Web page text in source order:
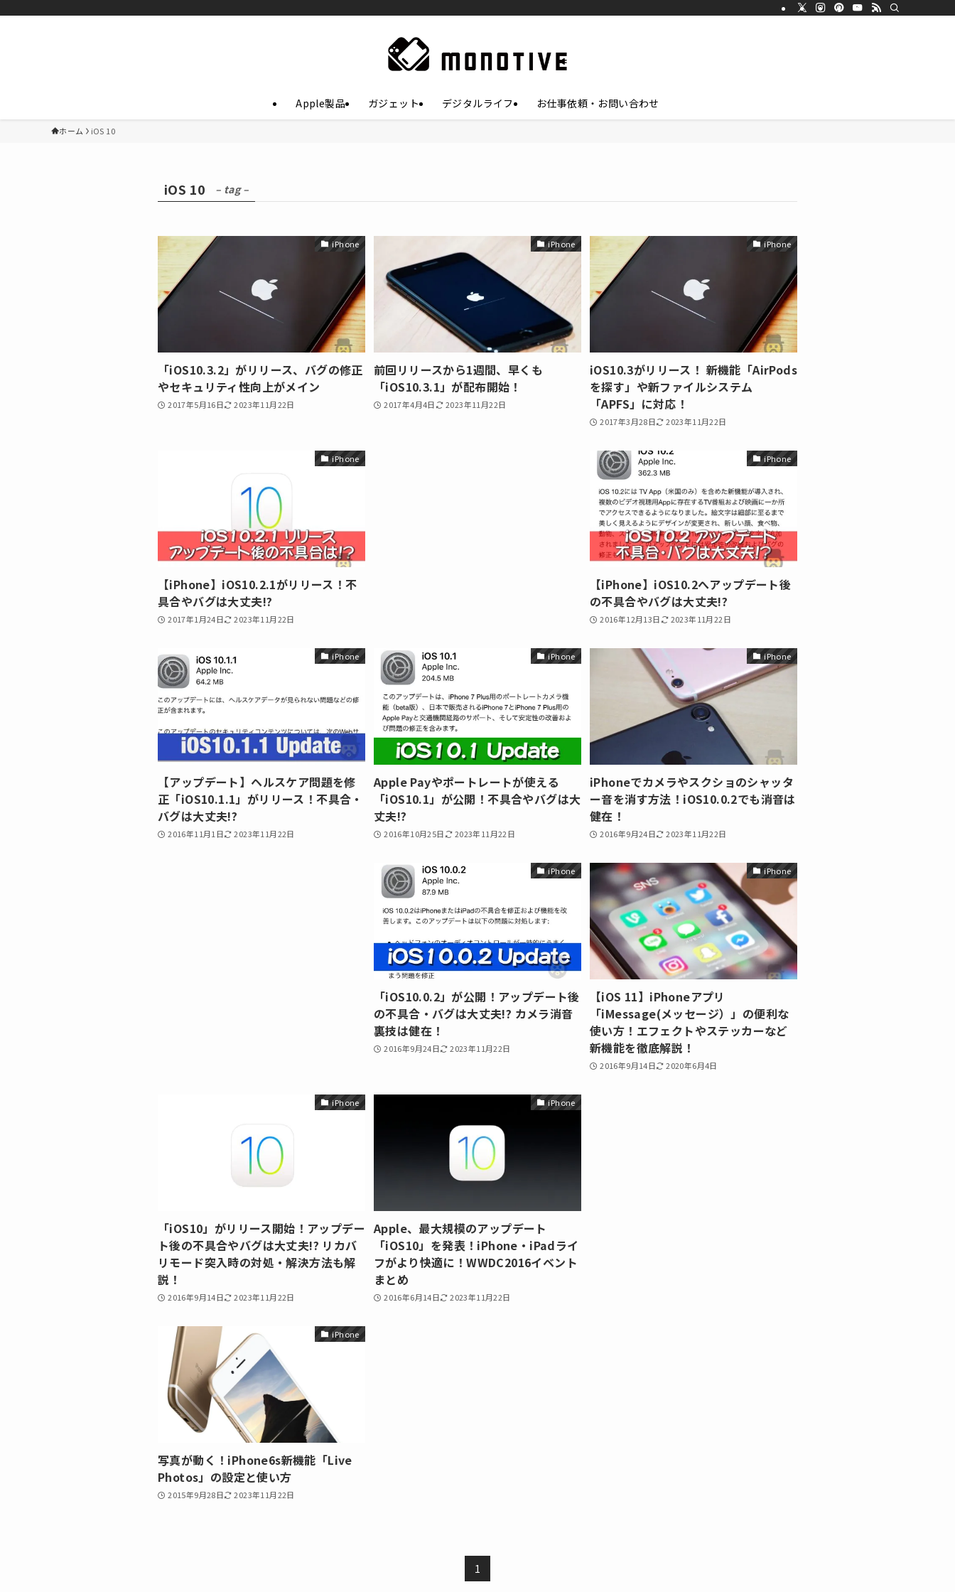
Apple製品 ガジェット デジタルライフ お仕事依頼・お問い合わせ
ホーム iOS 10
iOS 10 – tag –
iPhone
「iOS10.3.2」がリリース、バグの修正
やセキュリティ性向上がメイン
2017年5月16日 2023年11月22日
iPhone
前回リリースから1週間、早くも
「iOS10.3.1」が配布開始！
2017年4月4日 2023年11月22日
iPhone
iOS10.3がリリース！ 新機能「AirPods
を探す」や新ファイルシステム
「APFS」に対応！
2017年3月28日 2023年11月22日
iPhone
【iPhone】iOS10.2.1がリリース！不
具合やバグは大丈夫!?
2017年1月24日 2023年11月22日
iPhone
【iPhone】iOS10.2へアップデート後
の不具合やバグは大丈夫!?
2016年12月13日 2023年11月22日
iPhone
【アップデート】ヘルスケア問題を修
正「iOS10.1.1」がリリース！不具合・
バグは大丈夫!?
2016年11月1日 2023年11月22日
iPhone
Apple Payやポートレートが使える
「iOS10.1」が公開！不具合やバグは大
丈夫!?
2016年10月25日 2023年11月22日
iPhone
iPhoneでカメラやスクショのシャッタ
ー音を消す方法！iOS10.0.2でも消音は
健在！
2016年9月24日 2023年11月22日
iPhone
「iOS10.0.2」が公開！アップデート後
の不具合・バグは大丈夫!? カメラ消音
裏技は健在！
2016年9月24日 2023年11月22日
iPhone
【iOS 11】iPhoneアプリ
「iMessage(メッセージ）」の便利な
使い方！エフェクトやステッカーなど
新機能を徹底解説！
2016年9月14日 2020年6月4日
iPhone
「iOS10」がリリース開始！アップデー
ト後の不具合やバグは大丈夫!? リカバ
リモード突入時の対処・解決方法も解
説！
2016年9月14日 2023年11月22日
iPhone
Apple、最大規模のアップデート
「iOS10」を発表！iPhone・iPadライ
フがより快適に！WWDC2016イベント
まとめ
2016年6月14日 2023年11月22日
iPhone
写真が動く！iPhone6s新機能「Live
Photos」の設定と使い方
2015年9月28日 2023年11月22日
1